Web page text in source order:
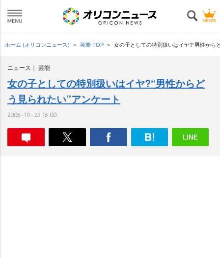
ホーム (オリコンニュース) 芸能 TOP 女の子としての特別扱いはイヤ?“男性から
ニュース 芸能
女の子としての特別扱いはイヤ?“男性からど
う見られたい”アンケート
2006-10-23 16:00